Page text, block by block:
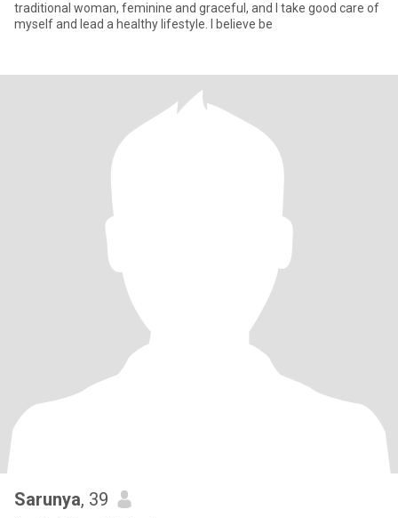
traditional woman, feminine and graceful, and I take good care of
myself and lead a healthy lifestyle. I believe be
Sarunya, 39